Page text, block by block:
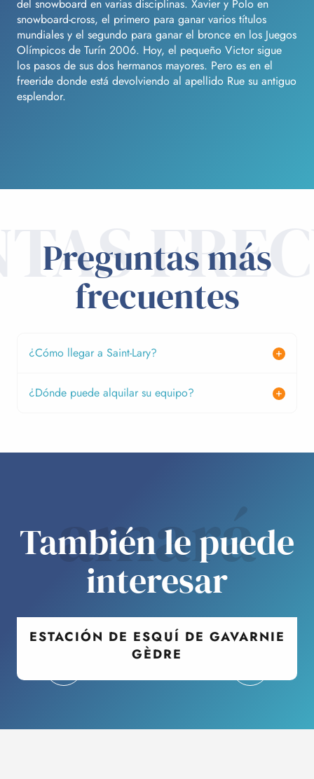
del snowboard en varias disciplinas. Xavier y Polo en
snowboard-cross, el primero para ganar varios títulos
mundiales y el segundo para ganar el bronce en los Juegos
Olímpicos de Turín 2006. Hoy, el pequeño Victor sigue
los pasos de sus dos hermanos mayores. Pero es en el
freeride donde está devolviendo al apellido Rue su antiguo
esplendor.
Preguntas más
frecuentes
¿Cómo llegar a Saint-Lary?
¿Dónde puede alquilar su equipo?
amará
También le puede
interesar
ESTACIÓN DE ESQUÍ DE GAVARNIE
GÈDRE